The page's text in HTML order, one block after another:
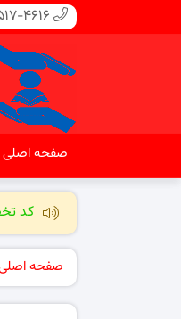
4616
صفحه اصلی
کد
صفحه